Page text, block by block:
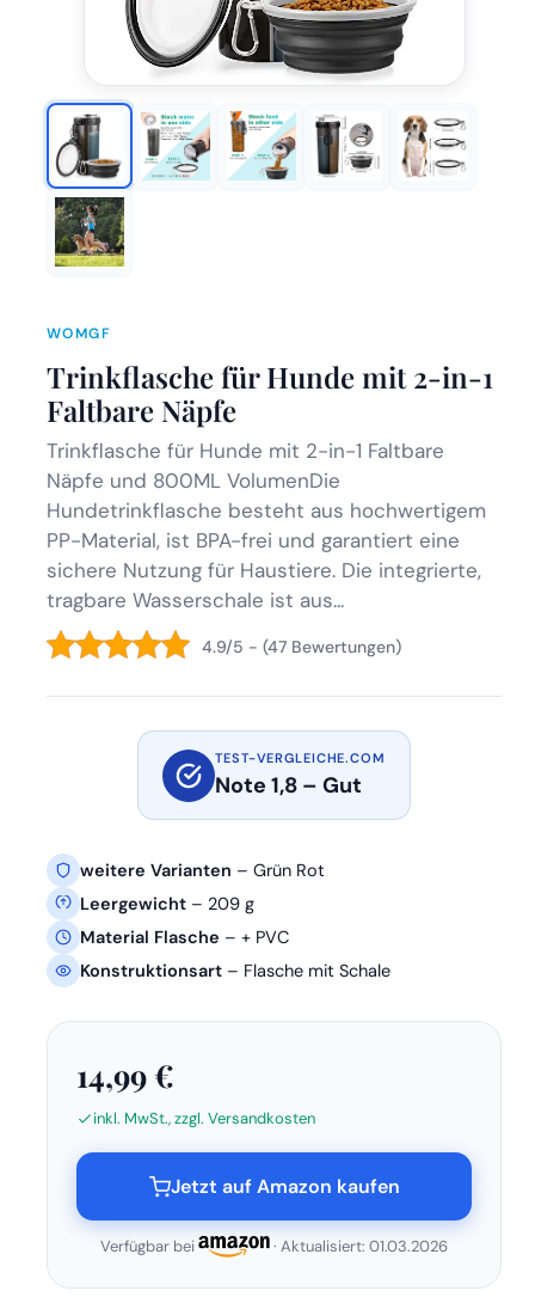
WOMGF
Trinkflasche für Hunde mit 2-in-1
Faltbare Näpfe
Trinkflasche für Hunde mit 2-in-1 Faltbare
Näpfe und 800ML VolumenDie
Hundetrinkflasche besteht aus hochwertigem
PP-Material, ist BPA-frei und garantiert eine
sichere Nutzung für Haustiere. Die integrierte,
tragbare Wasserschale ist aus...
4.9/5 - (47 Bewertungen)
TEST-VERGLEICHE.COM
Note 1,8 – Gut
weitere Varianten – Grün Rot
Leergewicht – 209 g
Material Flasche – + PVC
Konstruktionsart – Flasche mit Schale
14,99 €
inkl. MwSt., zzgl. Versandkosten
Jetzt auf Amazon kaufen
Verfügbar bei · Aktualisiert: 01.03.2026